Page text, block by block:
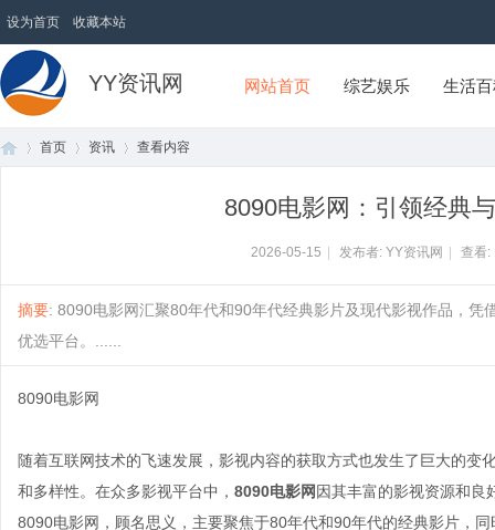
设为首页 收藏本站
YY资讯网 网站首页 综艺娱乐 生活
首页 资讯 查看内容
8090电影网：引领经典
2026-05-15 发布者: YY资讯网 查看:
摘要: 8090电影网汇聚80年代和90年代经典影片及现代影视作品，
优选平台。......
8090电影网
随着互联网技术的飞速发展，影视内容的获取方式也发生了巨大的
和多样性。在众多影视平台中， 8090电影网 因其丰富的影视资源和良
8090电影网，顾名思义，主要聚焦于80年代和90年代的经典影片，